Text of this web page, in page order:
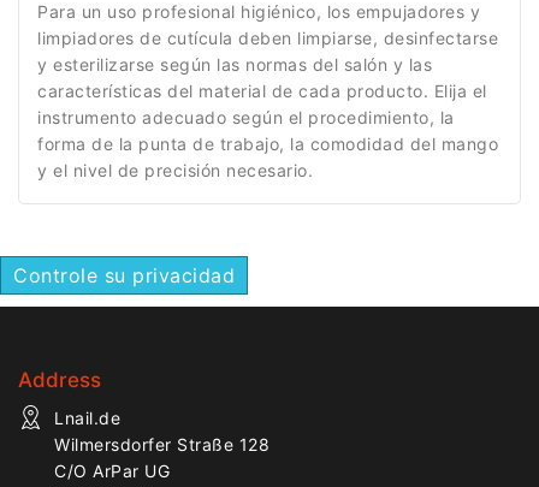
Para un uso profesional higiénico, los empujadores y
limpiadores de cutícula deben limpiarse, desinfectarse
y esterilizarse según las normas del salón y las
características del material de cada producto. Elija el
instrumento adecuado según el procedimiento, la
forma de la punta de trabajo, la comodidad del mango
y el nivel de precisión necesario.
Controle su privacidad
Address
Lnail.de
Wilmersdorfer Straße 128
C/O ArPar UG